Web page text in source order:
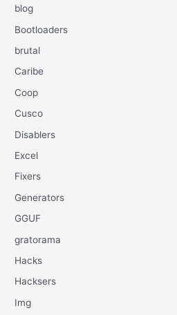
blog
Bootloaders
brutal
Caribe
Coop
Cusco
Disablers
Excel
Fixers
Generators
GGUF
gratorama
Hacks
Hacksers
Img